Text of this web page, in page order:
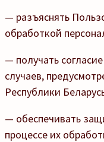
— разъяснять
обработкой
— получать
случаев,
Республики
— обеспечивать
процессе их